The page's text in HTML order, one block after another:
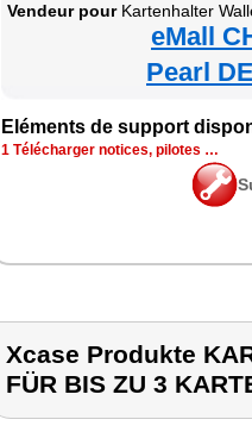
Vendeur pourKartenhalter Wallet mit Magsafe,
eMall
Pearl
Eléments de support
1 Télécharger notices, pilotes …
Xcase Produkte
FÜR BIS ZU 3